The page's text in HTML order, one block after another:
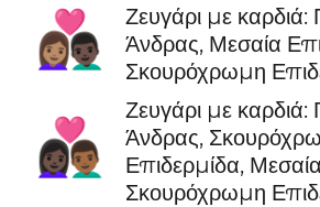
👩🏽‍❤️‍👨🏿
Ζευγάρι με καρδιά:
Άνδρας, Μεσαία
Σκουρόχρωμη
👩🏿‍❤️‍👨🏾
Ζευγάρι με καρδιά:
Άνδρας,
Επιδερμίδα, Μεσαία
Σκουρόχρωμη